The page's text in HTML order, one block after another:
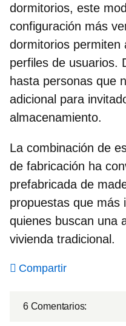
dormitorios, este
configuración más
dormitorios permiten
perfiles de usuarios.
hasta personas que
adicional para
almacenamiento.
La combinación de
de fabricación ha
prefabricada de
propuestas que más
quienes buscan una
vivienda tradicional.
Compartir
6 Comentarios: